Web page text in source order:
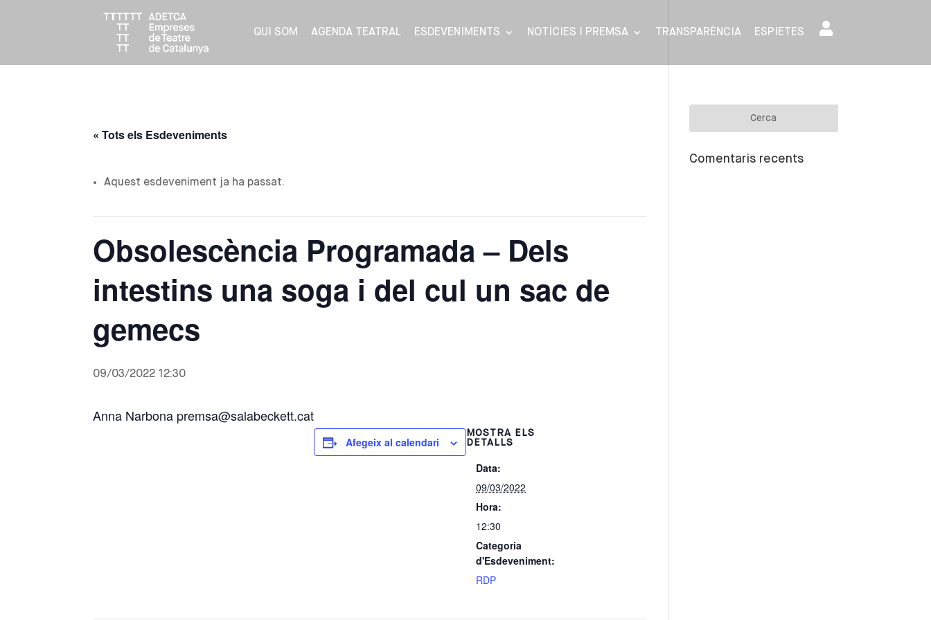
QUI SOM AGENDA TEATRAL ESDEVENIMENTS NOTÍCIES I PREMSA TRANSPARÈNCIA ESPIETES
« Tots els Esdeveniments
Aquest esdeveniment ja ha passat.
Obsolescència Programada – Dels
intestins una soga i del cul un sac de
gemecs
09/03/2022 12:30
Anna Narbona premsa@salabeckett.cat
Afegeix al calendari
MOSTRA ELS
DETALLS
Data:
09/03/2022
Hora:
12:30
Categoria
d'Esdeveniment:
RDP
Comentaris recents